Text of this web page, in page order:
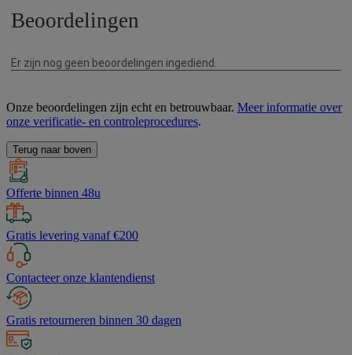
Onze beoordelingen zijn echt en betrouwbaar. Meer informatie over
onze verificatie- en controleprocedures.
Terug naar boven
Offerte binnen 48u
Gratis levering vanaf €200
Contacteer onze klantendienst
Gratis retourneren binnen 30 dagen